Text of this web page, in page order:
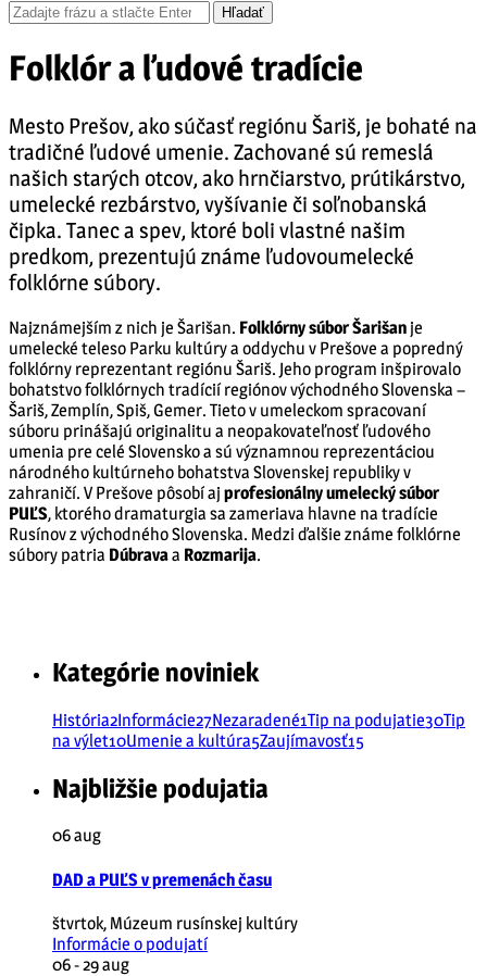
Folklór a ľudové tradície
Mesto Prešov, ako súčasť regiónu Šariš, je bohaté na
tradičné ľudové umenie. Zachované sú remeslá
našich starých otcov, ako hrnčiarstvo, prútikárstvo,
umelecké rezbárstvo, vyšívanie či soľnobanská
čipka. Tanec a spev, ktoré boli vlastné našim
predkom, prezentujú známe ľudovoumelecké
folklórne súbory.
Najznámejším z nich je Šarišan. Folklórny súbor Šarišan je
umelecké teleso Parku kultúry a oddychu v Prešove a popredný
folklórny reprezentant regiónu Šariš. Jeho program inšpirovalo
bohatstvo folklórnych tradícií regiónov východného Slovenska –
Šariš, Zemplín, Spiš, Gemer. Tieto v umeleckom spracovaní
súboru prinášajú originalitu a neopakovateľnosť ľudového
umenia pre celé Slovensko a sú významnou reprezentáciou
národného kultúrneho bohatstva Slovenskej republiky v
zahraničí. V Prešove pôsobí aj profesionálny umelecký súbor
PUĽS, ktorého dramaturgia sa zameriava hlavne na tradície
Rusínov z východného Slovenska. Medzi ďalšie známe folklórne
súbory patria Dúbravaa Rozmarija.
Kategórie noviniek
História2Informácie27Nezaradené1Tip na podujatie30Tip
na výlet10Umenie a kultúra5Zaujímavosť15
Najbližšie podujatia
06aug
DAD a PUĽS v premenách času
štvrtok, Múzeum rusínskej kultúry
Informácie o podujatí
06 - 29aug